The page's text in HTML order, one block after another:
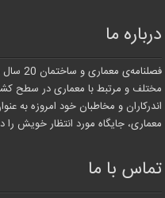
درباره ما
مختلف و مرتبط با معماری در سطح
اندرکاران و مخاطبان خود امروزه به
معماری، جایگاه مورد انتظار خویش
تماس با ما